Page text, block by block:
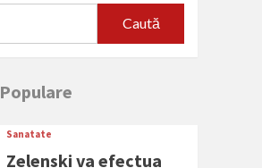
Populare
Sanatate
Zelenski va efectua